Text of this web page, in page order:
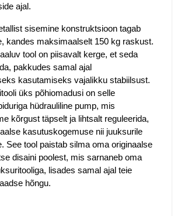
ajal.
sisemine konstruktsioon tagab
kandes maksimaalselt 150 kg raskust.
tool on piisavalt kerge, et seda
pakkudes samal ajal
kasutamiseks vajalikku stabiilsust.
üks põhiomadusi on selle
hüdrauliline pump, mis
kõrgust täpselt ja lihtsalt reguleerida,
kasutuskogemuse nii juuksurile
See tool paistab silma oma originaalse
disaini poolest, mis sarnaneb oma
lisades samal ajal teie
hõngu.